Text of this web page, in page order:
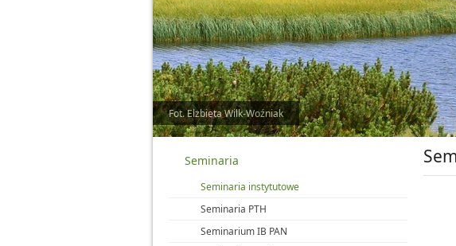
Fot. Elżbieta Wilk-Woźniak
Seminaria
Seminaria instytutowe
Seminaria PTH
Seminarium IB PAN
al.